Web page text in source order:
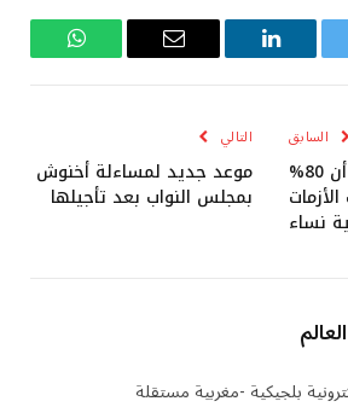
لينكدإن
البريد
واتساب
السابق
نعيمة بنيحيى أكدت أن 80%
نساء
التالي
موعد جديد لمساءلة أخنوش
بمجلس النواب بعد تأجيلها
بلجيكية -مغربية مستقلة